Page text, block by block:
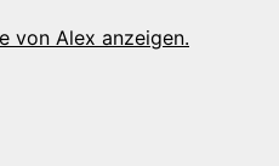
von Alex anzeigen.